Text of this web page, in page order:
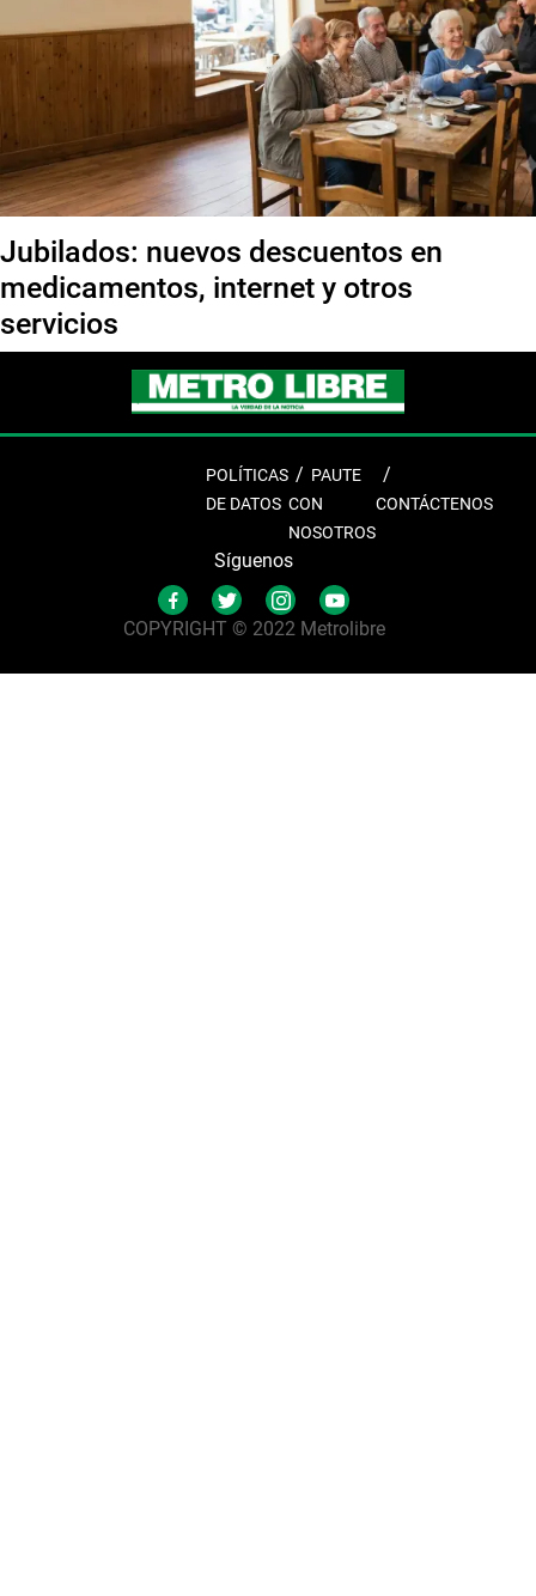
Jubilados: nuevos descuentos en
medicamentos, internet y otros
servicios
POLÍTICAS
DE DATOS
PAUTE
CON
NOSOTROS
CONTÁCTENOS
Síguenos
COPYRIGHT © 2022 Metrolibre